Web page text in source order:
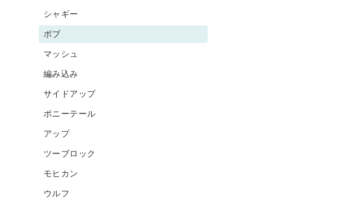
シャギー
ボブ
マッシュ
編み込み
サイドアップ
ポニーテール
アップ
ツーブロック
モヒカン
ウルフ